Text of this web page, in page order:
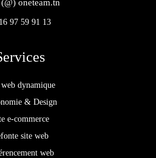
oneteam.tn
97 59 91 13
dynamique
& Design
e-commerce
site web
web